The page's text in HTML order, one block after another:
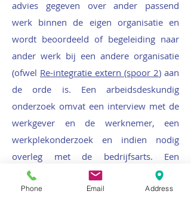
advies gegeven over ander passend
werk binnen de eigen organisatie en
wordt beoordeeld of begeleiding naar
ander werk bij een andere organisatie
(ofwel Re-integratie extern (spoor 2) aan
de orde is. Een arbeidsdeskundig
onderzoek omvat een interview met de
werkgever en de werknemer, een
werkplekonderzoek en indien nodig
overleg met de bedrijfsarts. Een
arbeidsdeskundig onderzoek en advies
is een belangrijk document bij het 'UWV-
Phone Email Address